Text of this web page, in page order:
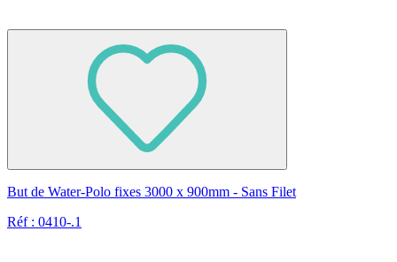
But de Water-Polo fixes 3000 x 900mm - Sans Filet
Réf : 0410-.1